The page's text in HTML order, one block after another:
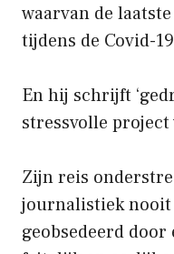
waarvan de
tijdens de Covid-
En hij schrijft
stressvolle project
Zijn reis
journalistiek nooit
geobsedeerd